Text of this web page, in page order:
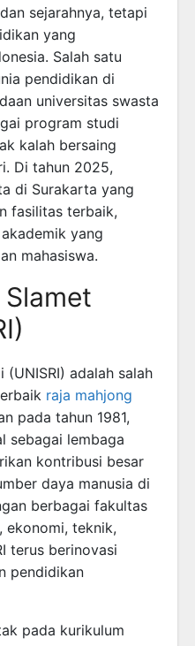
sejarahnya, tetapi
yang
Salah satu
pendidikan di
universitas swasta
program studi
kalah bersaing
Di tahun 2025,
di Surakarta yang
fasilitas terbaik,
yang
mahasiswa.
(UNISRI) adalah salah
raja mahjong
pada tahun 1981,
sebagai lembaga
kontribusi besar
daya manusia di
berbagai fakultas
ekonomi, teknik,
terus berinovasi
pendidikan
pada kurikulum